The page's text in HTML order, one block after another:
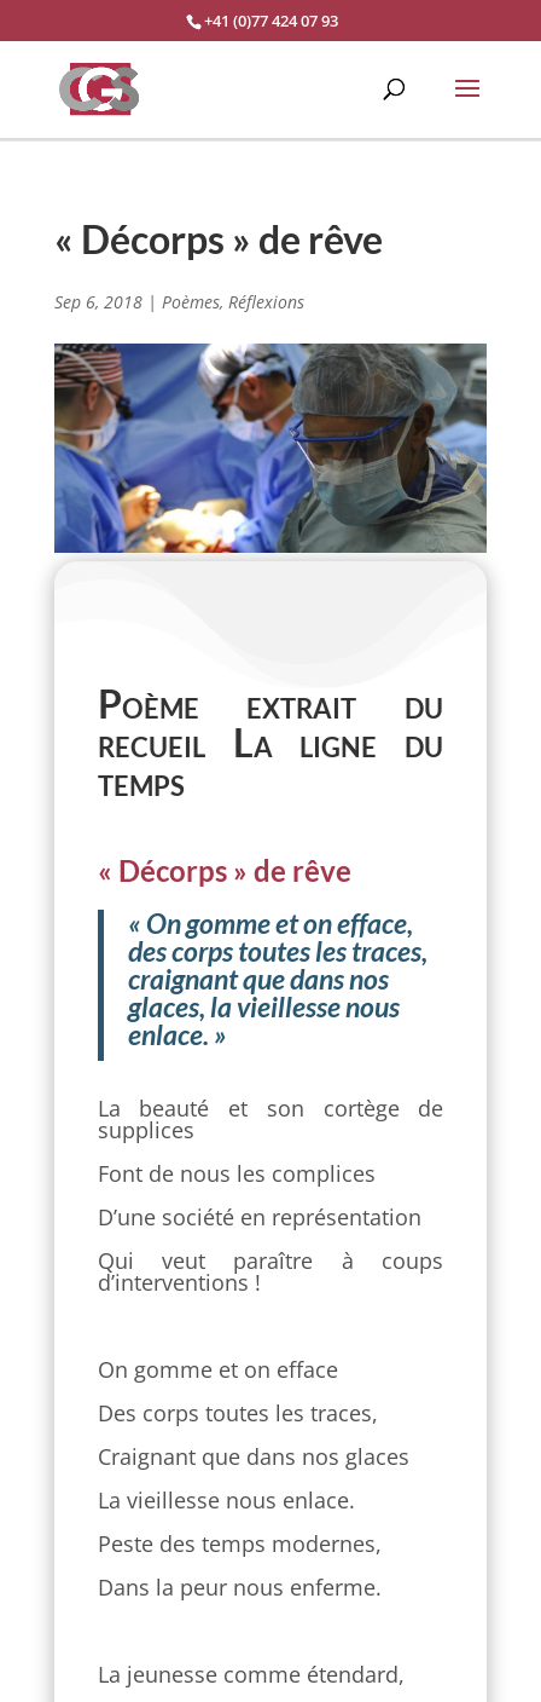
+41 (0)77 424 07 93
« Décorps » de rêve
Sep 6, 2018| Poèmes, Réflexions
Poème extrait du
recueil La ligne du
temps
« Décorps » de rêve
«On gomme et on efface,
des corps toutes les traces,
craignant que dans nos
glaces, la vieillesse nous
enlace. »
La beauté et son cortège de
supplices
Font de nous les complices
D’une société en représentation
Qui veut paraître à coups
d’interventions !
On gomme et on efface
Des corps toutes les traces,
Craignant que dans nos glaces
La vieillesse nous enlace.
Peste des temps modernes,
Dans la peur nous enferme.
La jeunesse comme étendard,